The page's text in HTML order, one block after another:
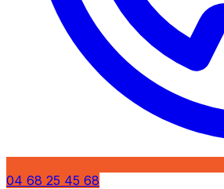
04 68 25 45 68